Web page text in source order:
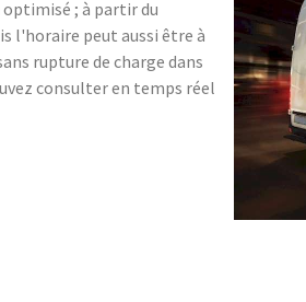
; à partir du
l'horaire peut aussi être à
rupture de charge dans
consulter en temps réel